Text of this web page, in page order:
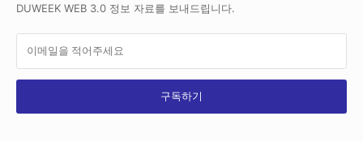
DUWEEK WEB 3.0 정보 자료를 보내드립니다.
구독하기